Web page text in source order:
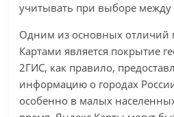
учитывать при выборе
Одним из основных отличий
Картами является покрытие
2ГИС, как правило,
информацию о городах
особенно в малых